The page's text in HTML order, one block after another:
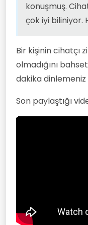
konuşmuş.
çok iyi biliniyor.
Bir kişinin cihatçı
olmadığını
dakika dinlemeniz
Son paylaştığı